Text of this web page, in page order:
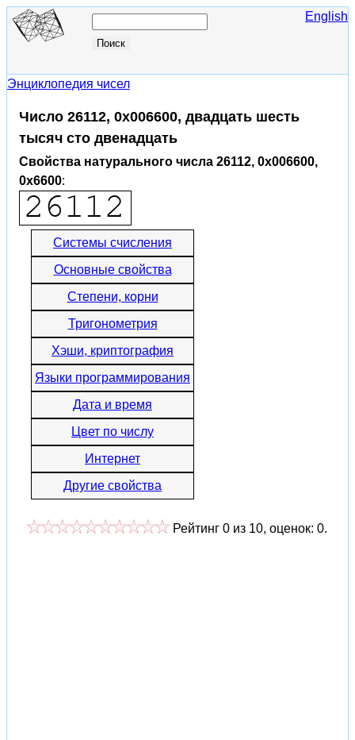
English
Энциклопедия чисел
Число 26112, 0x006600, двадцать шесть
тысяч сто двенадцать
Свойства натурального числа 26112, 0x006600,
0x6600:
Системы счисления
Основные свойства
Степени, корни
Тригонометрия
Хэши, криптография
Языки программирования
Дата и время
Цвет по числу
Интернет
Другие свойства
Рейтинг 0 из 10, оценок: 0.